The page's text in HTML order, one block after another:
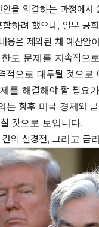
을 의결하는 과정에서
하려 했으나, 일부 공
용은 제외된 채 예산안
도 문제를 지속적으
적으로 대두될 것으로
를 해결해야 할 필요
는 향후 미국 경제와
것으로 보입니다.
간의 신경전, 그리고 금